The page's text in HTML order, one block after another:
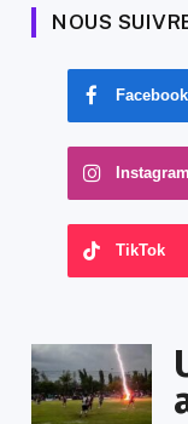
NOUS
Facebook
Instagram
TikTok